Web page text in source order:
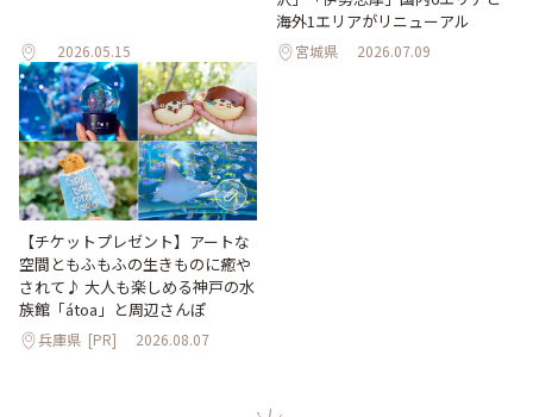
2026.05.15
海外1エリアがリニューアル
宮城県 2026.07.09
【チケットプレゼント】アートな
空間ともふもふの生きものに癒や
されて♪ 大人も楽しめる神戸の水
族館「átoa」と周辺さんぽ
兵庫県 [PR] 2026.08.07